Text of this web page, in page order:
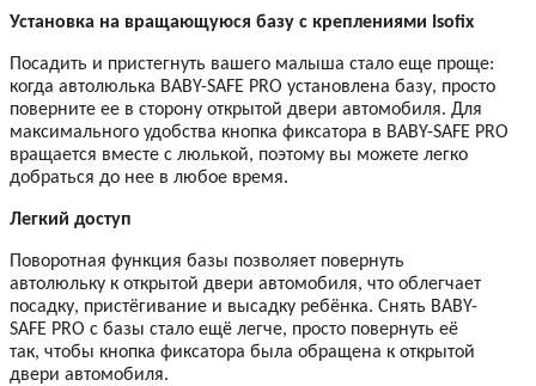
Установка на вращающуюся базу с креплениями Isofix
Посадить и пристегнуть вашего малыша стало еще проще:
когда автолюлька BABY-SAFE PRO установлена базу, просто
поверните ее в сторону открытой двери автомобиля. Для
максимального удобства кнопка фиксатора в BABY-SAFE PRO
вращается вместе с люлькой, поэтому вы можете легко
добраться до нее в любое время.
Легкий доступ
Поворотная функция базы позволяет повернуть
автолюльку к открытой двери автомобиля, что облегчает
посадку, пристёгивание и высадку ребёнка. Снять BABY-
SAFE PRO с базы стало ещё легче, просто повернуть её
так, чтобы кнопка фиксатора была обращена к открытой
двери автомобиля.